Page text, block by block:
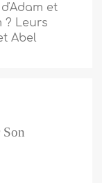
et
? Leurs
Abel
Son